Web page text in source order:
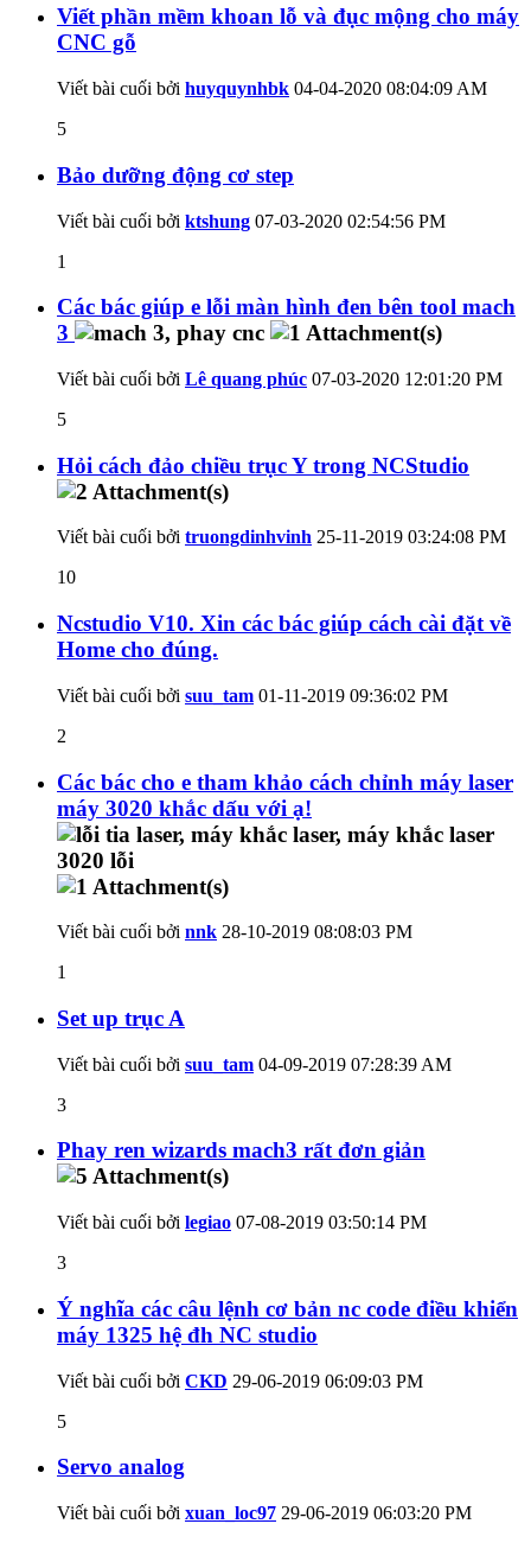
Viết phần mềm khoan lỗ và đục mộng cho máy
CNC gỗ
Viết bài cuối bởi huyquynhbk 04-04-2020 08:04:09 AM
5
Bảo dưỡng động cơ step
Viết bài cuối bởi ktshung 07-03-2020 02:54:56 PM
1
Các bác giúp e lỗi màn hình đen bên tool mach
3
Viết bài cuối bởi Lê quang phúc 07-03-2020 12:01:20 PM
5
Hỏi cách đảo chiều trục Y trong NCStudio
Viết bài cuối bởi truongdinhvinh 25-11-2019 03:24:08 PM
10
Ncstudio V10. Xin các bác giúp cách cài đặt về
Home cho đúng.
Viết bài cuối bởi suu_tam 01-11-2019 09:36:02 PM
2
Các bác cho e tham khảo cách chỉnh máy laser
máy 3020 khắc dấu với ạ!
Viết bài cuối bởi nnk 28-10-2019 08:08:03 PM
1
Set up trục A
Viết bài cuối bởi suu_tam 04-09-2019 07:28:39 AM
3
Phay ren wizards mach3 rất đơn giản
Viết bài cuối bởi legiao 07-08-2019 03:50:14 PM
3
Ý nghĩa các câu lệnh cơ bản nc code điều khiển
máy 1325 hệ đh NC studio
Viết bài cuối bởi CKD 29-06-2019 06:09:03 PM
5
Servo analog
Viết bài cuối bởi xuan_loc97 29-06-2019 06:03:20 PM